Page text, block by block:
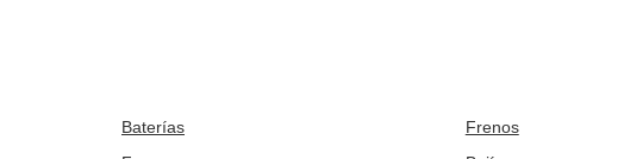
Baterías Frenos